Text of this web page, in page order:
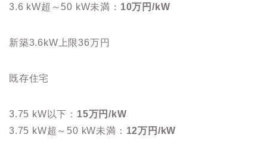
3.6 kW超～50 kW未満： 10万円/kW
新築3.6kW上限36万円
既存住宅
3.75 kW以下： 15万円/kW
3.75 kW超～50 kW未満： 12万円/kW